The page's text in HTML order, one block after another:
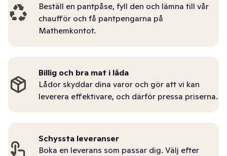
Beställ en pantpåse, fyll den och lämna till vår
chaufför och få pantpengarna på
Mathemkontot.
Billig och bra mat i låda
Lådor skyddar dina varor och gör att vi kan
leverera effektivare, och därför pressa priserna.
Schyssta leveranser
Boka en leverans som passar dig. Välj efter